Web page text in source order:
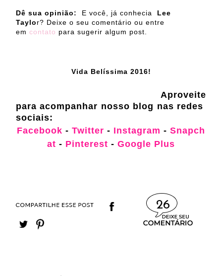
Dê sua opinião: E você, já conhecia Lee
Taylor? Deixe o seu comentário ou entre
em contato para sugerir algum post.
Vida Belíssima 2016!
Aproveite
para acompanhar nosso blog nas redes
sociais:
Facebook - Twitter - Instagram - Snapch
at - Pinterest - Google Plus
26